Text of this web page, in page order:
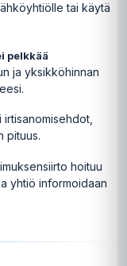
tai käytä
pelkkää
ja yksikköhinnan
irtisanomisehdot,
pituus.
hoituu
yhtiö informoidaan